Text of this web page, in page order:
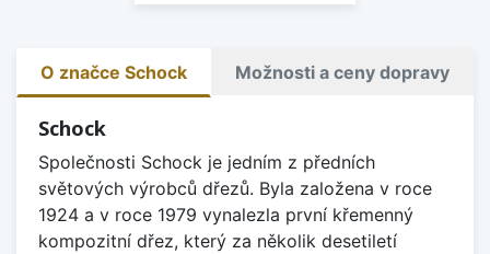
O značce Schock Možnosti a ceny dopravy
Schock
Společnosti Schock je jedním z předních
světových výrobců dřezů. Byla založena v roce
1924 a v roce 1979 vynalezla první křemenný
kompozitní dřez, který za několik desetiletí